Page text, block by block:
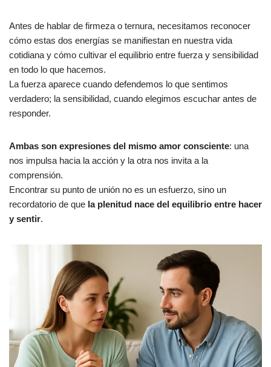
Antes de hablar de firmeza o ternura, necesitamos reconocer
cómo estas dos energías se manifiestan en nuestra vida
cotidiana y cómo cultivar el equilibrio entre fuerza y sensibilidad
en todo lo que hacemos.
La fuerza aparece cuando defendemos lo que sentimos
verdadero; la sensibilidad, cuando elegimos escuchar antes de
responder.
Ambas son expresiones del mismo amor consciente: una
nos impulsa hacia la acción y la otra nos invita a la
comprensión.
Encontrar su punto de unión no es un esfuerzo, sino un
recordatorio de que la plenitud nace del equilibrio entre hacer
y sentir.